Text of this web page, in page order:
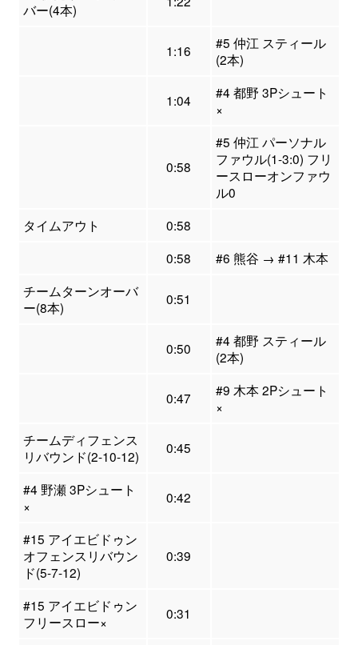
バー(4本)
1:16
#5 仲江 スティール
(2本)
1:04
#4 都野 3Pシュート
×
0:58
#5 仲江 パーソナル
ファウル(1-3:0) フリ
ースローオンファウ
ル0
タイムアウト
0:58
0:58
#6 熊谷 → #11 木本
チームターンオーバ
ー(8本)
0:51
0:50
#4 都野 スティール
(2本)
0:47
#9 木本 2Pシュート
×
チームディフェンス
リバウンド(2-10-12)
0:45
#4 野瀬 3Pシュート
×
0:42
#15 アイエビドゥン
オフェンスリバウン
ド(5-7-12)
0:39
#15 アイエビドゥン
フリースロー×
0:31